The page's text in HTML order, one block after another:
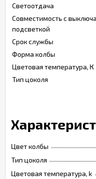
Светоотдача
Совместимость с
подсветкой
Срок службы
Форма колбы
Цветовая температура, К
Тип цоколя
Цвет колбы
Тип цоколя
Цветовая температура, k